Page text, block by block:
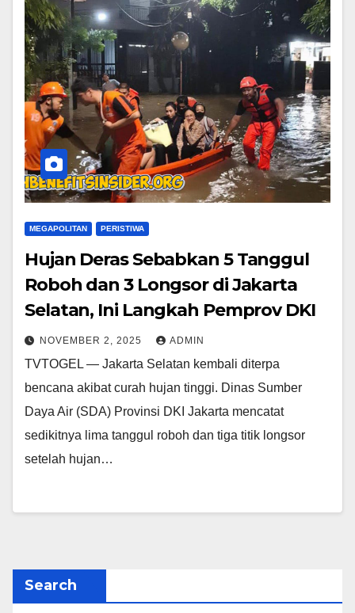
MEGAPOLITAN PERISTIWA
Hujan Deras Sebabkan 5 Tanggul
Roboh dan 3 Longsor di Jakarta
Selatan, Ini Langkah Pemprov DKI
NOVEMBER 2, 2025 ADMIN
TVTOGEL — Jakarta Selatan kembali diterpa
bencana akibat curah hujan tinggi. Dinas Sumber
Daya Air (SDA) Provinsi DKI Jakarta mencatat
sedikitnya lima tanggul roboh dan tiga titik longsor
setelah hujan…
Search